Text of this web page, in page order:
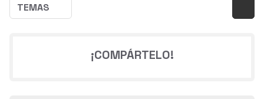
TEMAS
¡COMPÁRTELO!